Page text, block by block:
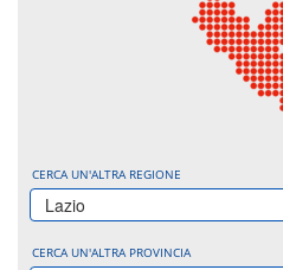
CERCA UN'ALTRA REGIONE
Lazio
CERCA UN'ALTRA PROVINCIA